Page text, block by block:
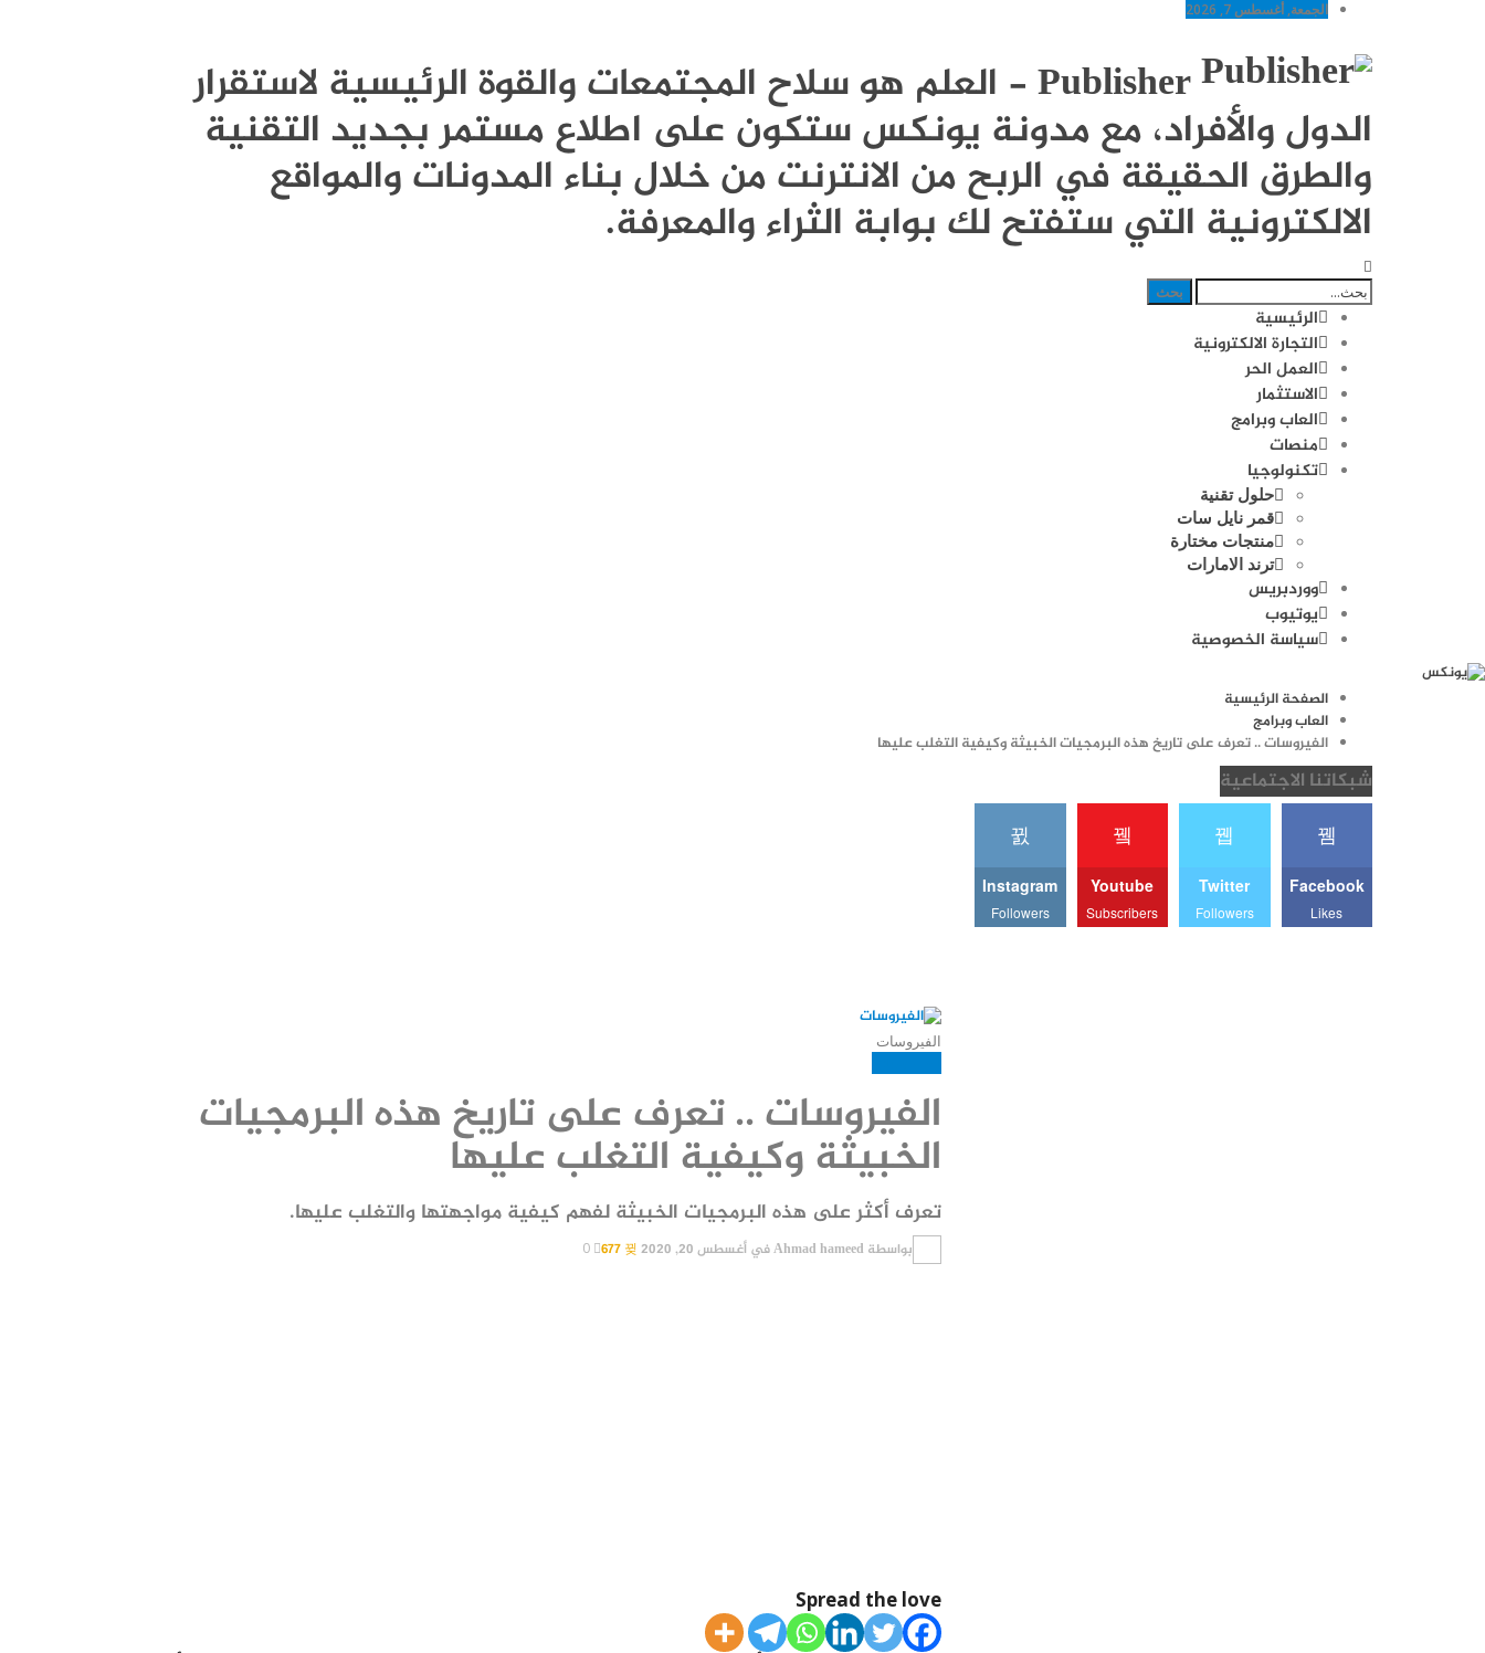
الجمعة, أغسطس 7, 2026
Publisher - العلم هو سلاح المجتمعات والقوة الرئيسية لاستقرار
الدول والأفراد، مع مدونة يونكس ستكون على اطلاع مستمر بجديد التقنية
والطرق الحقيقة في الربح من الانترنت من خلال بناء المدونات والمواقع
الالكترونية التي ستفتح لك بوابة الثراء والمعرفة.
الرئيسية
التجارة الالكترونية
العمل الحر
الاستثمار
العاب وبرامج
منصات
تكنولوجيا
حلول تقنية
قمر نايل سات
منتجات مختارة
ترند الامارات
ووردبريس
يوتيوب
سياسة الخصوصية
الصفحة الرئيسية
العاب وبرامج
الفيروسات .. تعرف على تاريخ هذه البرمجيات الخبيثة وكيفية التغلب عليها
الفيروسات
الفيروسات .. تعرف على تاريخ هذه البرمجيات
الخبيثة وكيفية التغلب عليها
تعرف أكثر على هذه البرمجيات الخبيثة لفهم كيفية مواجهتها والتغلب عليها.
بواسطة Ahmad hameedفي أغسطس 20, 2020
Spread the love
شبكاتنا الاجتماعية
Facebook
Likes
Twitter
Followers
Youtube
Subscribers
Instagram
Followers